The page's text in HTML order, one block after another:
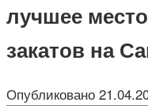
лучшее
закатов на
Опубликовано